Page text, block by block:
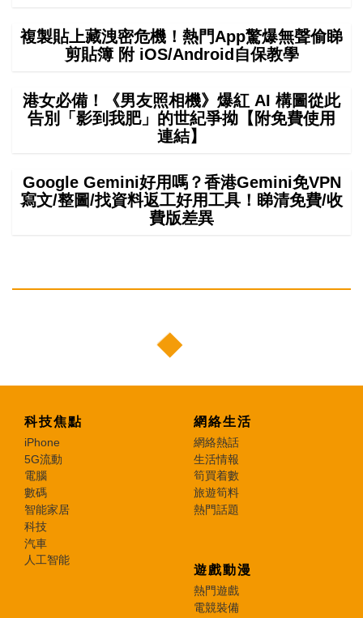
複製貼上藏洩密危機！熱門App驚爆無聲偷睇
剪貼簿 附 iOS/Android自保教學
港女必備！《男友照相機》爆紅 AI 構圖從此
告別「影到我肥」的世紀爭拗【附免費使用
連結】
Google Gemini好用嗎？香港Gemini免VPN
寫文/整圖/找資料返工好用工具！睇清免費/收
費版差異
科技焦點
iPhone
5G流動
電腦
數碼
智能家居
科技
汽車
人工智能
網絡生活
網絡熱話
生活情報
筍買着數
旅遊筍料
熱門話題
遊戲動漫
熱門遊戲
電競裝備